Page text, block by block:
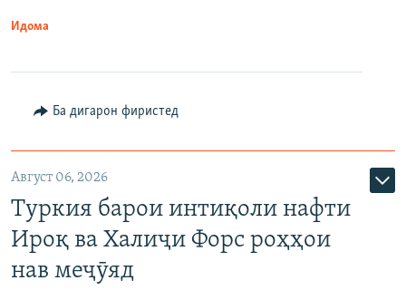
Идома
Ба дигарон фиристед
Август 06, 2026
Туркия барои интиқоли нафти
Ироқ ва Халиҷи Форс роҳҳои
нав меҷӯяд